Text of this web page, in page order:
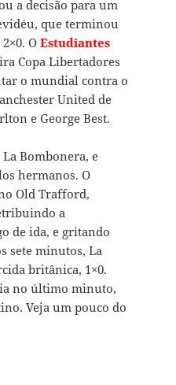
a decisão para um
que terminou
O Estudiantes
Copa Libertadores
o mundial contra o
United de
e George Best.
Bombonera, e
hermanos. O
Old Trafford,
a
de ida, e gritando
sete minutos, La
britânica, 1×0.
no último minuto,
Veja um pouco do